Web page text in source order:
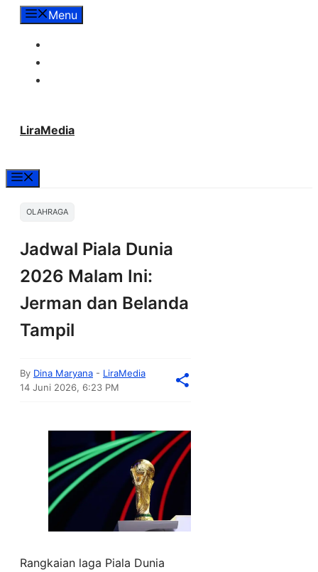
LangsungMenu
LiraMedia
OLAHRAGA
Jadwal Piala Dunia
2026 Malam Ini:
Jerman dan Belanda
Tampil
By Dina Maryana - LiraMedia
14 Juni 2026, 6:23 PM
Rangkaian laga Piala Dunia